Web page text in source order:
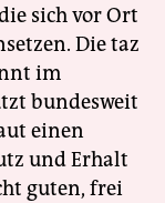
sich vor Ort
Die taz
im
bundesweit
einen
und Erhalt
guten, frei